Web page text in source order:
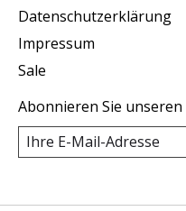
Datenschutzerklärung
Impressum
Sale
Abonnieren Sie